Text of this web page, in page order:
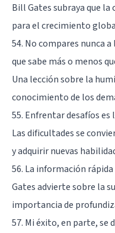
Bill Gates subraya que
para el crecimiento
54. No compares nunca
que sabe más o menos
Una lección sobre la
conocimiento de los
55. Enfrentar desafíos es
Las dificultades se
y adquirir nuevas
56. La información
Gates advierte sobre la
importancia de
57. Mi éxito, en parte, se